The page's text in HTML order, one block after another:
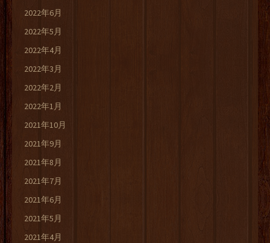
2022年6月
2022年5月
2022年4月
2022年3月
2022年2月
2022年1月
2021年10月
2021年9月
2021年8月
2021年7月
2021年6月
2021年5月
2021年4月